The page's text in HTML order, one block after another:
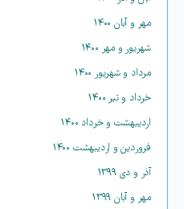
مهر و آبان ۱۴۰۰
شهریور و مهر ۱۴۰۰
مرداد و شهریور ۱۴۰۰
خرداد و تیر ۱۴۰۰
اردیبهشت و خرداد ۱۴۰۰
فروردین و اردیبهشت ۱۴۰۰
آذر و دی ۱۳۹۹
مهر و آبان ۱۳۹۹